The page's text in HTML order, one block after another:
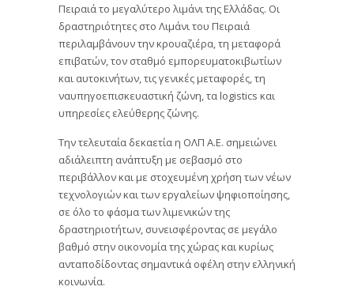
Πειραιά το μεγαλύτερο λιμάνι της Ελλάδας. Οι
δραστηριότητες στο Λιμάνι του Πειραιά
περιλαμβάνουν την κρουαζιέρα, τη μεταφορά
επιβατών, τον σταθμό εμπορευματοκιβωτίων
και αυτοκινήτων, τις γενικές μεταφορές, τη
ναυπηγοεπισκευαστική ζώνη, τα logistics και
υπηρεσίες ελεύθερης ζώνης.
Την τελευταία δεκαετία η ΟΛΠ Α.Ε. σημειώνει
αδιάλειπτη ανάπτυξη με σεβασμό στο
περιβάλλον και με στοχευμένη χρήση των νέων
τεχνολογιών και των εργαλείων ψηφιοποίησης,
σε όλο το φάσμα των λιμενικών της
δραστηριοτήτων, συνεισφέροντας σε μεγάλο
βαθμό στην οικονομία της χώρας και κυρίως
ανταποδίδοντας σημαντικά οφέλη στην ελληνική
κοινωνία.